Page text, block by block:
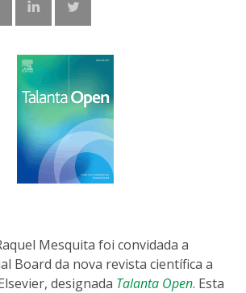
Mesquita foi convidada a
Board da nova revista científica a
designada Talanta Open. Esta